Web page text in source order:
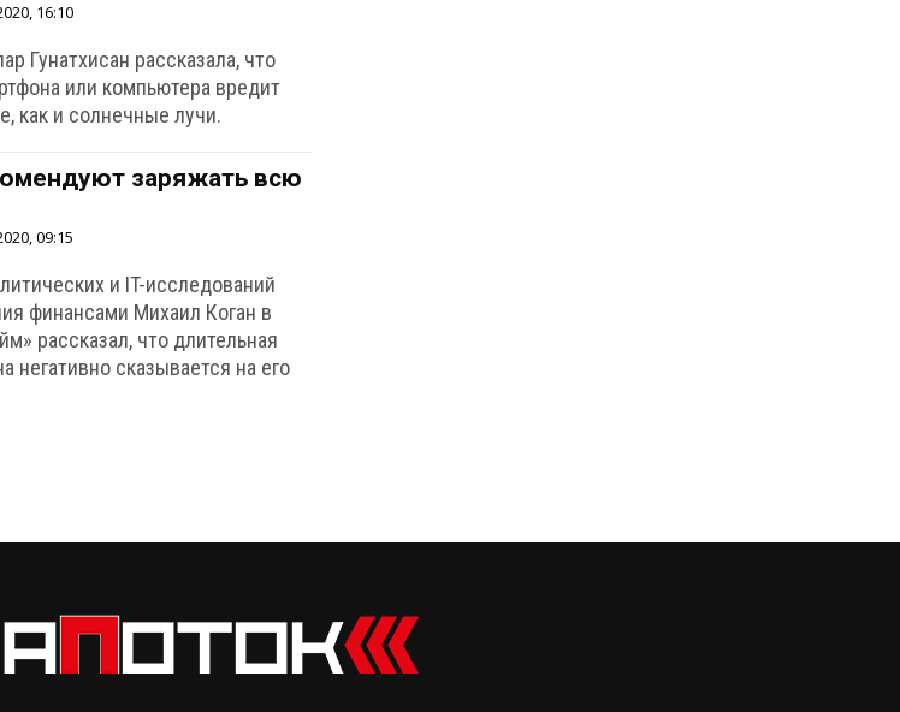
16:10
Гунатхисан рассказала, что
или компьютера вредит
как и солнечные лучи.
заряжать всю
09:15
и IT-исследований
финансами Михаил Коган в
рассказал, что длительная
негативно сказывается на его